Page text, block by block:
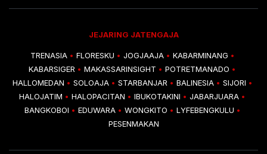
JEJARING JATENGAJA
TRENASIA • FLORESKU • JOGJAAJA • KABARMINANG •
KABARSIGER • MAKASSARINSIGHT • POTRETMANADO •
HALLOMEDAN • SOLOAJA • STARBANJAR • BALINESIA • SIJORI •
HALOJATIM • HALOPACITAN • IBUKOTAKINI • JABARJUARA •
BANGKOBOI • EDUWARA • WONGKITO • LYFEBENGKULU •
PESENMAKAN